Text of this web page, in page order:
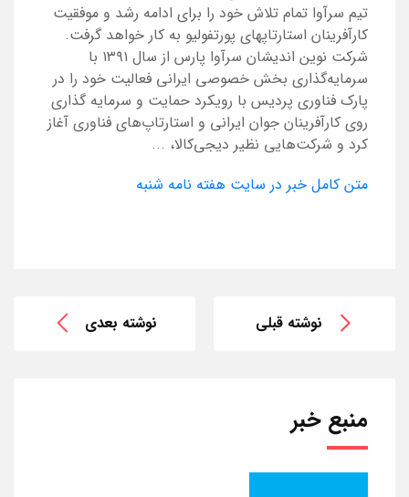
تیم سرآوا تمام تلاش خود را برای ادامه رشد و موفقیت
کارآفرینان استارتاپهای پورتفولیو به کار خواهد گرفت.
شرکت نوین اندیشان سرآوا پارس از سال ۱۳۹۱ با
سرمایه‌گذاری بخش خصوصی ایرانی فعالیت خود را در
پارک فناوری پردیس با رویکرد حمایت و سرمایه گذاری
روی کارآفرینان جوان ایرانی و استارتاپ‌های فناوری آغاز
کرد و شرکت‌هایی نظیر دیجی‌کالا، ...
متن کامل خبر در سایت هفته نامه شنبه
نوشته قبلی نوشته بعدی
منبع خبر